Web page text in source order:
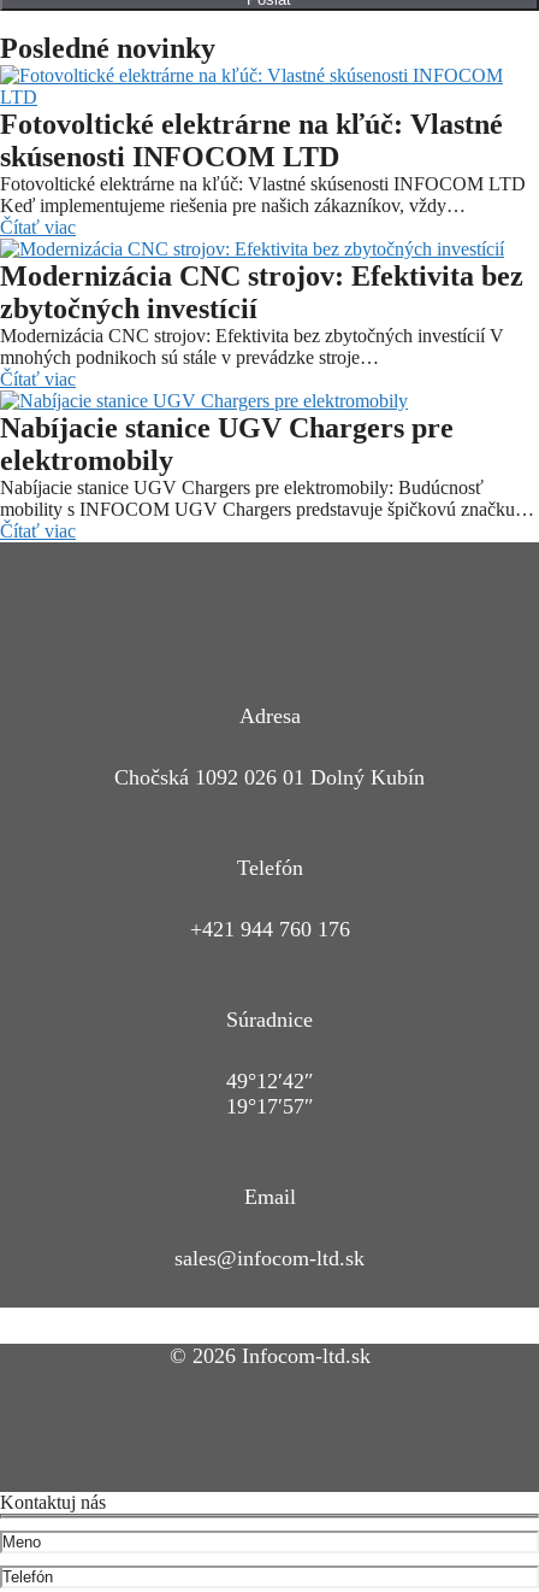
Posledné novinky
Fotovoltické elektrárne na kľúč: Vlastné
skúsenosti INFOCOM LTD
Fotovoltické elektrárne na kľúč: Vlastné skúsenosti INFOCOM LTD
Keď implementujeme riešenia pre našich zákazníkov, vždy…
Čítať viac
Modernizácia CNC strojov: Efektivita bez
zbytočných investícií
Modernizácia CNC strojov: Efektivita bez zbytočných investícií V
mnohých podnikoch sú stále v prevádzke stroje…
Čítať viac
Nabíjacie stanice UGV Chargers pre
elektromobily
Nabíjacie stanice UGV Chargers pre elektromobily: Budúcnosť
mobility s INFOCOM UGV Chargers predstavuje špičkovú značku…
Čítať viac
Adresa
Chočská 1092 026 01 Dolný Kubín
Telefón
+421 944 760 176
Súradnice
49°12′42″
19°17′57″
Email
sales@infocom-ltd.sk
© 2026 Infocom-ltd.sk
Kontaktuj nás